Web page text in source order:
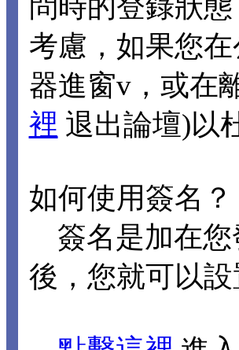
問時的登錄狀
考慮，如果您
器進窗v，或在
裡 退出論壇)以
如何使用簽名？
簽名是加在您
後，您就可以